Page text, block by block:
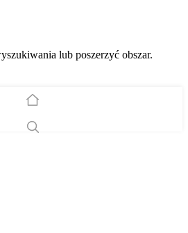
lub poszerzyć obszar.